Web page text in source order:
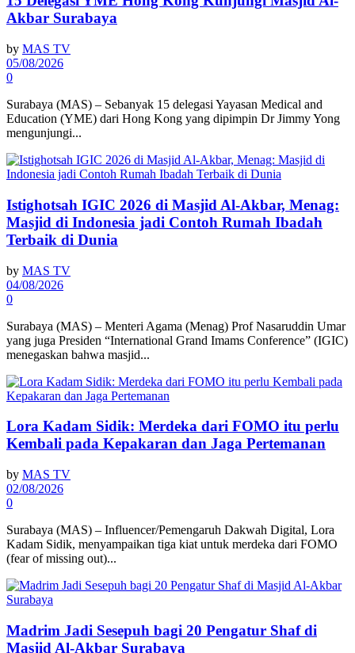
Akbar Surabaya
by MAS TV
05/08/2026
0
Surabaya (MAS) – Sebanyak 15 delegasi Yayasan Medical and
Education (YME) dari Hong Kong yang dipimpin Dr Jimmy Yong
mengunjungi...
Istighotsah IGIC 2026 di Masjid Al-Akbar, Menag:
Masjid di Indonesia jadi Contoh Rumah Ibadah
Terbaik di Dunia
by MAS TV
04/08/2026
0
Surabaya (MAS) – Menteri Agama (Menag) Prof Nasaruddin Umar
yang juga Presiden “International Grand Imams Conference” (IGIC)
menegaskan bahwa masjid...
Lora Kadam Sidik: Merdeka dari FOMO itu perlu
Kembali pada Kepakaran dan Jaga Pertemanan
by MAS TV
02/08/2026
0
Surabaya (MAS) – Influencer/Pemengaruh Dakwah Digital, Lora
Kadam Sidik, menyampaikan tiga kiat untuk merdeka dari FOMO
(fear of missing out)...
Madrim Jadi Sesepuh bagi 20 Pengatur Shaf di
Masjid Al-Akbar Surabaya